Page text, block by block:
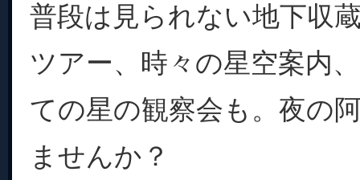
普段は見られない地下収
ツアー、時々の星空案内
ての星の観察会も。夜の
ませんか？